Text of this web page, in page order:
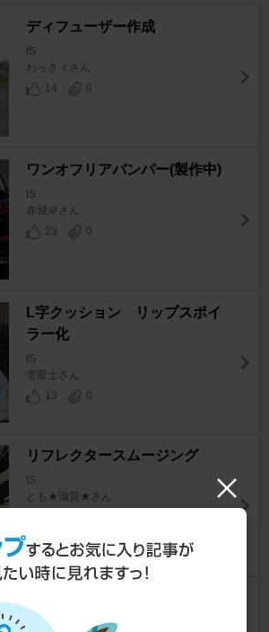
ディフューザー作成
IS
わっきィさん
14
0
ワンオフリアバンパー(製作中)
IS
赤城＠さん
29
0
L字クッション リップスポイ
ラー化
IS
壱富士さん
13
0
リフレクタースムージング
IS
とも★滋賀★さん
り付け